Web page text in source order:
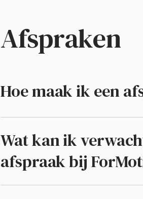
Afspraken
Hoe maak ik een
Wat kan ik
afspraak bij